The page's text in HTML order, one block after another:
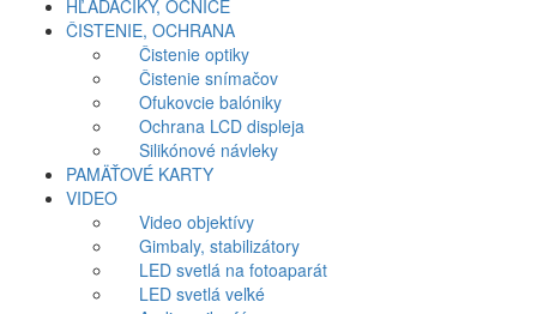
HĽADÁČIKY, OČNICE
ČISTENIE, OCHRANA
Čistenie optiky
Čistenie snímačov
Ofukovcie balóniky
Ochrana LCD displeja
Silikónové návleky
PAMÄŤOVÉ KARTY
VIDEO
Video objektívy
Gimbaly, stabilizátory
LED svetlá na fotoaparát
LED svetlá veľké